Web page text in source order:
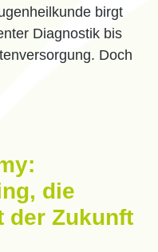
birgt
Diagnostik bis
Doch
die
der Zukunft